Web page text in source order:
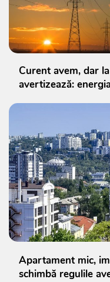
Curent avem, dar
avertizează:
Apartament mic,
schimbă regulile